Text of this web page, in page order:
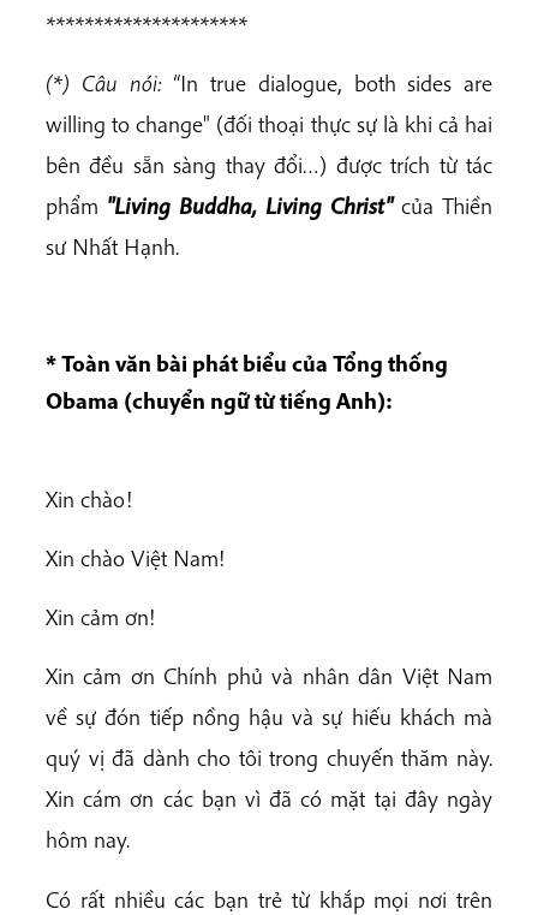
*********************
(*) Câu nói: “In true dialogue, both sides are
willing to change" (đối thoại thực sự là khi cả hai
bên đều sẵn sàng thay đổi…) được trích từ tác
phẩm "Living Buddha, Living Christ"của Thiền
sư Nhất Hạnh.
* Toàn văn bài phát biểu của Tổng thống
Obama (chuyển ngữ từ tiếng Anh):
Xin chào!
Xin chào Việt Nam!
Xin cảm ơn!
Xin cảm ơn Chính phủ và nhân dân Việt Nam
về sự đón tiếp nồng hậu và sự hiếu khách mà
quý vị đã dành cho tôi trong chuyến thăm này.
Xin cám ơn các bạn vì đã có mặt tại đây ngày
hôm nay.
Có rất nhiều các bạn trẻ từ khắp mọi nơi trên